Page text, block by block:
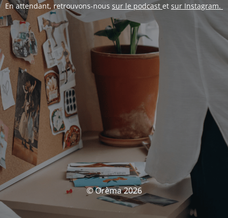
En attendant, retrouvons-nous sur le podcast et sur Instagram.
© Orèma 2026